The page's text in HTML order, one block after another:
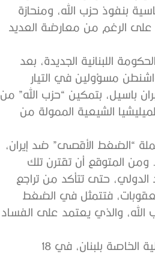
بنفوذ حزب الله، ومنحازة
على الرغم من معارضة العديد
اللبنانية الجديدة، بعد
مسؤولين في التيار
باسيل، بتمكين “حزب الله” من
الشيعية الممولة من
“الضغط الأقصى” ضد إيران،
ومن المتوقع أن تقترن تلك
حتى تتأكد من تراجع
فتتمثل في الضغط
الله، والذي يعتمد على الفساد
دانت المحكمة الدولية الخاصة بلبنان، في 18